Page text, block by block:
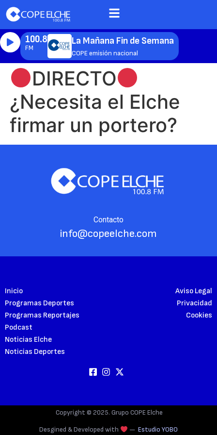
100.8
FM
La Mañana Fin de Semana
COPE emisión nacional
DIRECTO
¿Necesita el Elche
firmar un portero?
Contacto
info@copeelche.com
Inicio
Programas Deportes
Programas Reportajes
Podcast
Noticias Elche
Noticias Deportes
Aviso Legal
Privacidad
Cookies
Copyright © 2025. Grupo COPE Elche
Desgined & Developed with — Estudio YOBO